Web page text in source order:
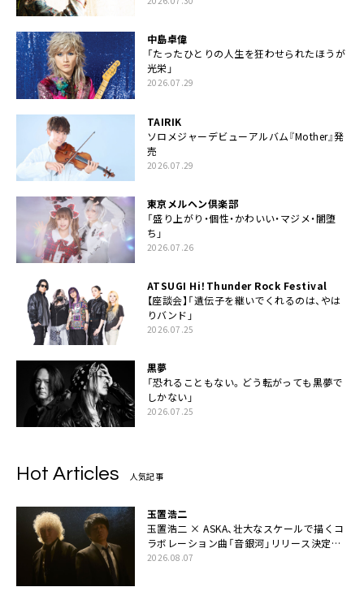
中島卓偉
「たったひとりの人生を狂わせられたほうが
光栄」
2026.07.29
TAIRIK
ソロメジャーデビューアルバム『Mother』発
売
2026.07.29
東京メルヘン倶楽部
「盛り上がり・個性・かわいい・マジメ・闇堕
ち」
2026.07.26
ATSUGI Hi！Thunder Rock Festival
【座談会】「遺伝子を継いでくれるのは、やは
りバンド」
2026.07.25
黒夢
「恐れることもない。どう転がっても黒夢で
しかない」
2026.07.25
Hot Articles 人気記事
玉置浩二
玉置浩二 × ASKA、壮大なスケールで描くコ
ラボレーション曲「音銀河」リリース決定。
カップリングには新曲「命の宿り」収録も
2026.08.07